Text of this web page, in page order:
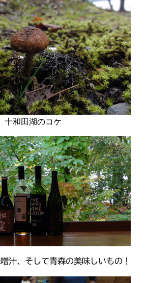
十和田湖のコケ
汁、そして青森の美味しいもの！